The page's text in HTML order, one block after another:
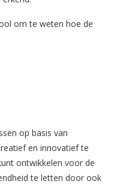
om te weten hoe de
op basis van
en innovatief te
ontwikkelen voor de
te letten door ook